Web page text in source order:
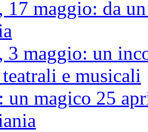
17 maggio: da
3 maggio: un
e musicali
un magico 25